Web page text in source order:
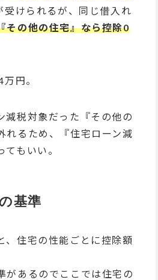
受けられるが、同じ借入れ
その他の住宅』なら控除0
円。
減税対象だった『その他の
れるため、『住宅ローン減
もいい。
基準
、住宅の性能ごとに控除額
があるのでここでは住宅の